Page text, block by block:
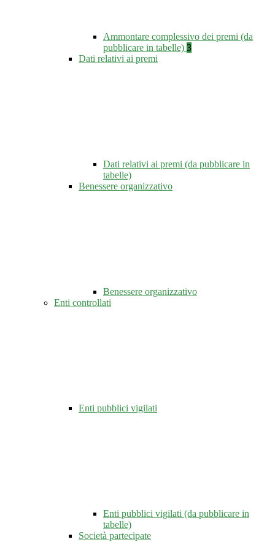
Ammontare complessivo dei premi (da
pubblicare in tabelle) 3
Dati relativi ai premi
Dati relativi ai premi (da pubblicare in
tabelle)
Benessere organizzativo
Benessere organizzativo
Enti controllati
Enti pubblici vigilati
Enti pubblici vigilati (da pubblicare in
tabelle)
Società partecipate